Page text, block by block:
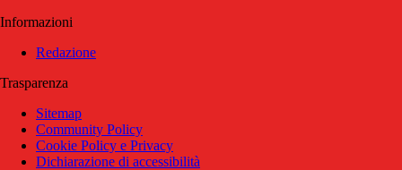
Informazioni
Redazione
Trasparenza
Sitemap
Community Policy
Cookie Policy e Privacy
Dichiarazione di accessibilità